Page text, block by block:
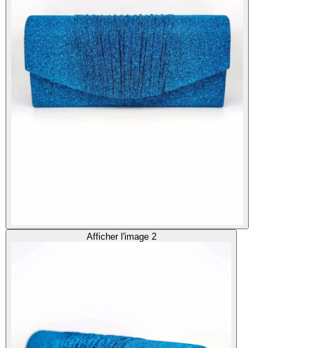
Afficher l'image 2